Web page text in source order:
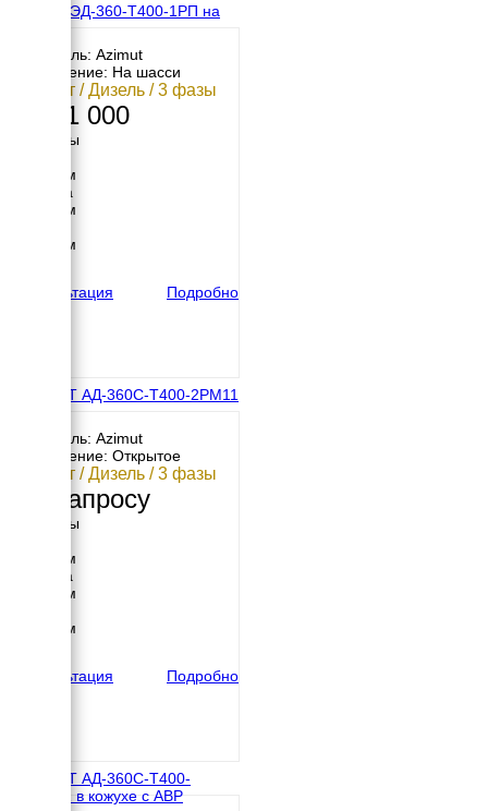
Азимут ЭД-360-Т400-1РП на
Двигатель: Azimut
Исполнение: На шасси
360 кВт / Дизель / 3 фазы
3 841 000
Размеры
5800 мм
Ширина
2480 мм
4400 мм
Консультация
Подробно
АЗИМУТ АД-360С-Т400-2РМ11
Двигатель: Azimut
Исполнение: Открытое
360 кВт / Дизель / 3 фазы
По запросу
Размеры
4100 мм
Ширина
1500 мм
2300 мм
Консультация
Подробно
АЗИМУТ АД-360С-Т400-
2РКМ11 в кожухе с АВР